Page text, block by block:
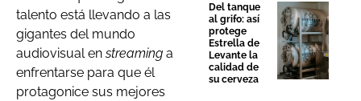
talento está llevando a las
gigantes del mundo
audiovisual enstreaming a
enfrentarse para que él
protagonice sus mejores
Del tanque
al grifo: así
protege
Estrella de
Levante la
calidad de
su cerveza